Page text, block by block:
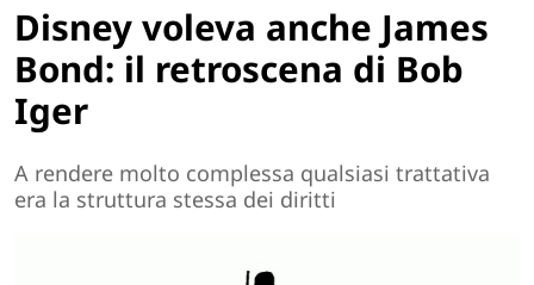
Disney voleva anche James
Bond: il retroscena di Bob
Iger
A rendere molto complessa qualsiasi trattativa
era la struttura stessa dei diritti